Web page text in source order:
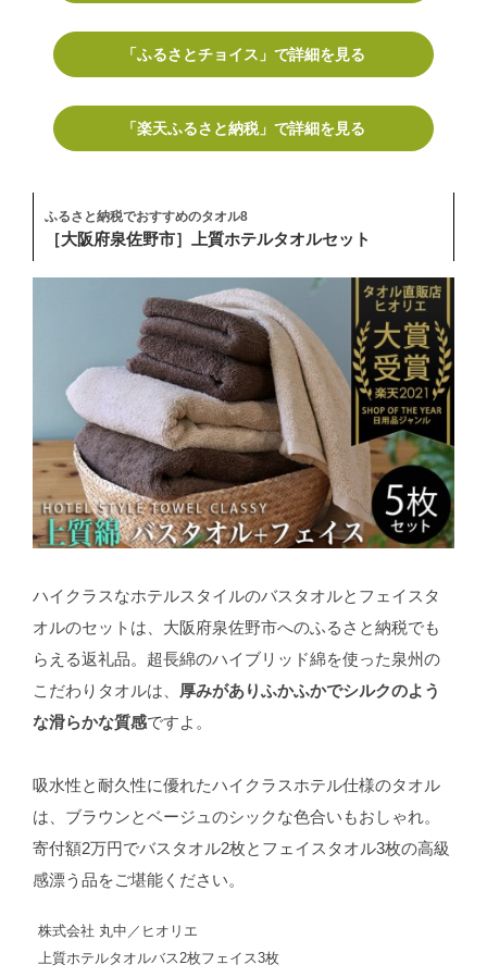
「ふるさとチョイス」で詳細を見る
「楽天ふるさと納税」で詳細を見る
ふるさと納税でおすすめのタオル8
［大阪府泉佐野市］上質ホテルタオルセット
ハイクラスなホテルスタイルのバスタオルとフェイスタ
オルのセットは、大阪府泉佐野市へのふるさと納税でも
らえる返礼品。超長綿のハイブリッド綿を使った泉州の
こだわりタオルは、 厚みがありふかふかでシルクのよう
な滑らかな質感ですよ。
吸水性と耐久性に優れたハイクラスホテル仕様のタオル
は、ブラウンとベージュのシックな色合いもおしゃれ。
寄付額2万円でバスタオル2枚とフェイスタオル3枚の高級
感漂う品をご堪能ください。
株式会社 丸中／ヒオリエ
上質ホテルタオルバス2枚フェイス3枚